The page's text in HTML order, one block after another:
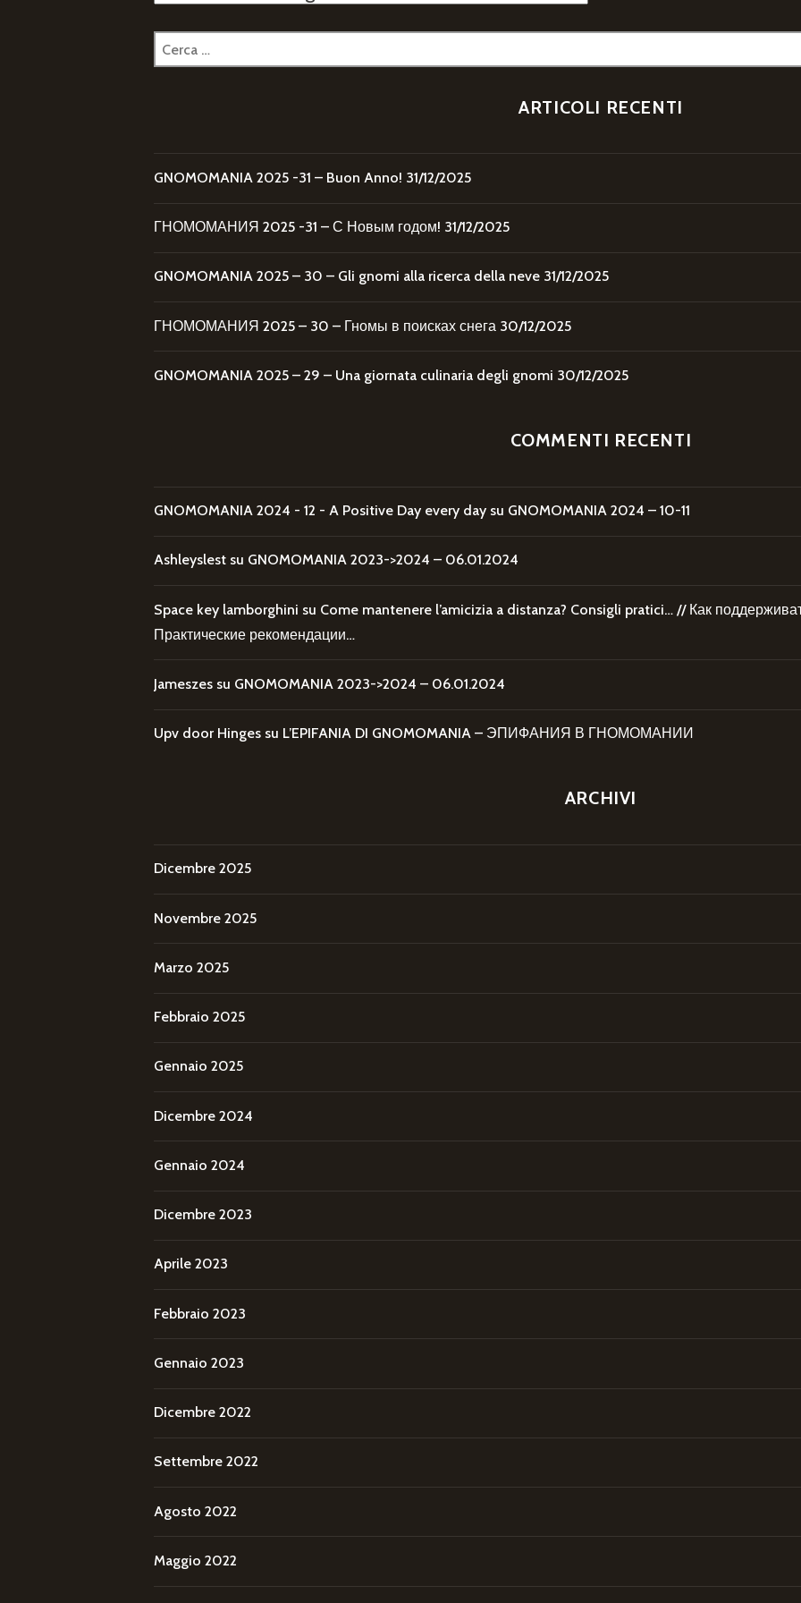
Ricerca
per:
ARTICOLI RECENTI
GNOMOMANIA 2025 -31 – Buon Anno! 31/12/2025
ГНОМОМАНИЯ 2025 -31 – С Новым годом! 31/12/2025
GNOMOMANIA 2025 – 30 – Gli gnomi alla ricerca della neve 31/12/2025
ГНОМОМАНИЯ 2025 – 30 – Гномы в поисках снега 30/12/2025
GNOMOMANIA 2025 – 29 – Una giornata culinaria degli gnomi 30/12/2025
COMMENTI RECENTI
GNOMOMANIA 2024 - 12 - A Positive Day every day su GNOMOMANIA 2024 – 10-11
Ashleyslest su GNOMOMANIA 2023->2024 – 06.01.2024
Space key lamborghini su Come mantenere l’amicizia a distanza? Consigli pratici… // Как
Практические рекомендации…
Jameszes su GNOMOMANIA 2023->2024 – 06.01.2024
Upv door Hinges su L’EPIFANIA DI GNOMOMANIA – ЭПИФАНИЯ В ГНОМОМАНИИ
ARCHIVI
Dicembre 2025
Novembre 2025
Marzo 2025
Febbraio 2025
Gennaio 2025
Dicembre 2024
Gennaio 2024
Dicembre 2023
Aprile 2023
Febbraio 2023
Gennaio 2023
Dicembre 2022
Settembre 2022
Agosto 2022
Maggio 2022